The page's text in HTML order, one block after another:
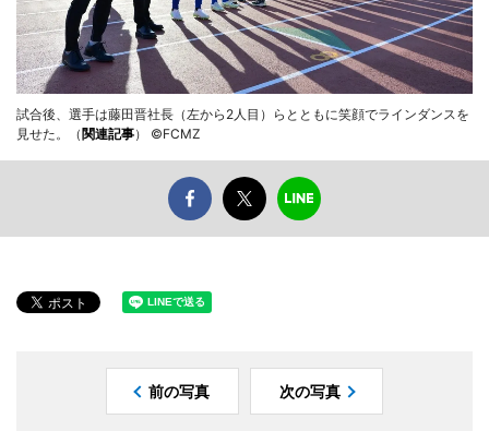
試合後、選手は藤田晋社長（左から2人目）らとともに笑顔でラインダンスを
見せた。（関連記事） ©FCMZ
前の写真 次の写真